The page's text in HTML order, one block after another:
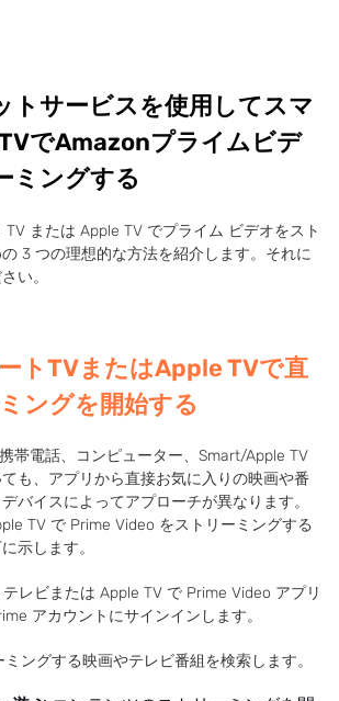
トサービスを使用してスマ
でAmazonプライムビデ
ミングする
または Apple TV でプライム ビデオをスト
3 つの理想的な方法を紹介します。それに
い。
トTVまたはApple TVで直
ングを開始する
帯電話、コンピューター、Smart/Apple TV
も、アプリから直接お気に入りの映画や番
バイスによってアプローチが異なります。
TV で Prime Video をストリーミングする
示します。
レビまたは Apple TV で Prime Video アプリ
アカウントにサインインします。
ミングする映画やテレビ番組を検索します。